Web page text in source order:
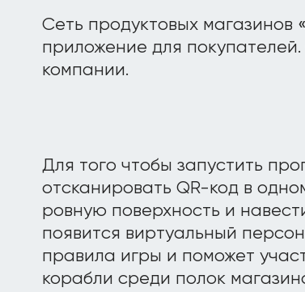
Сеть продуктовых магазинов
приложение для
компании.
Для того чтобы запустить
отсканировать QR-код в
ровную поверхность и
появится виртуальный
правила игры и поможет
корабли среди полок